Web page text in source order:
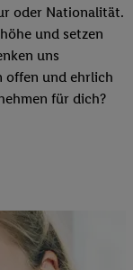
oder Nationalität.
und setzen
uns
offen und ehrlich
für dich?